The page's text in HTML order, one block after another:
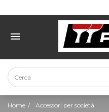
Home
Accessori per società